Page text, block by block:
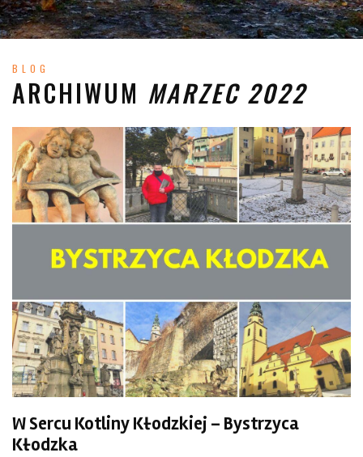
BLOG
ARCHIWUM MARZEC 2022
W Sercu Kotliny Kłodzkiej – Bystrzyca
Kłodzka